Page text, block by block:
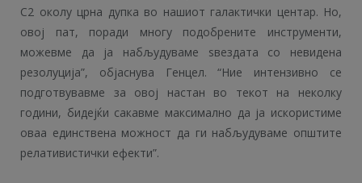
С2 околу црна дупка во нашиот галактички центар. Но,
овој пат, поради многу подобрените инструменти,
можевме да ја набљудуваме ѕвездата со невидена
резолуција”, објаснува Генцел. “Ние интензивно се
подготвувавме за овој настан во текот на неколку
години, бидејќи сакавме максимално да ја искористиме
оваа единствена можност да ги набљудуваме општите
релативистички ефекти”.